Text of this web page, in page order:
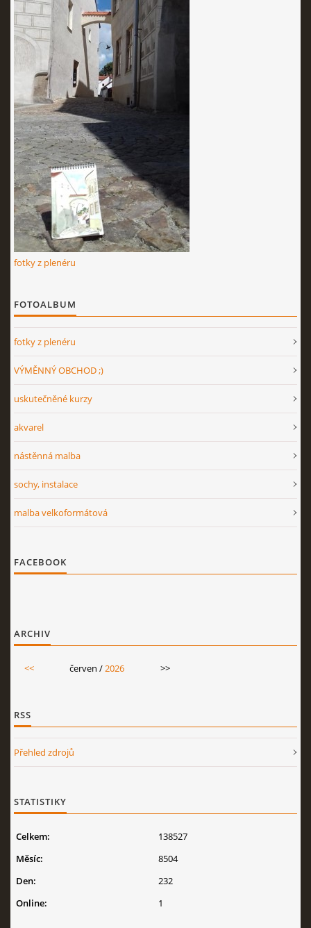
fotky z plenéru
FOTOALBUM
fotky z plenéru
VÝMĚNNÝ OBCHOD ;)
uskutečněné kurzy
akvarel
nástěnná malba
sochy, instalace
malba velkoformátová
FACEBOOK
ARCHIV
<< červen /2026 >>
RSS
Přehled zdrojů
STATISTIKY
Online: 1
Celkem:
138527
Měsíc:
8504
Den:
232